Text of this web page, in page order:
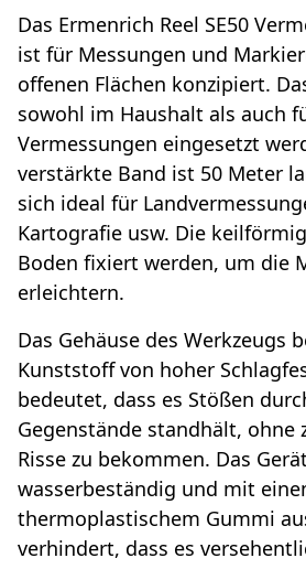
Das Ermenrich Reel SE50
ist für Messungen und
offenen Flächen konzipiert.
sowohl im Haushalt als auch
Vermessungen eingesetzt
verstärkte Band ist 50 Meter
sich ideal für
Kartografie usw. Die
Boden fixiert werden, um die
erleichtern.
Das Gehäuse des Werkzeugs
Kunststoff von hoher
bedeutet, dass es Stößen
Gegenstände standhält, ohne
Risse zu bekommen. Das
wasserbeständig und mit
thermoplastischem Gummi
verhindert, dass es